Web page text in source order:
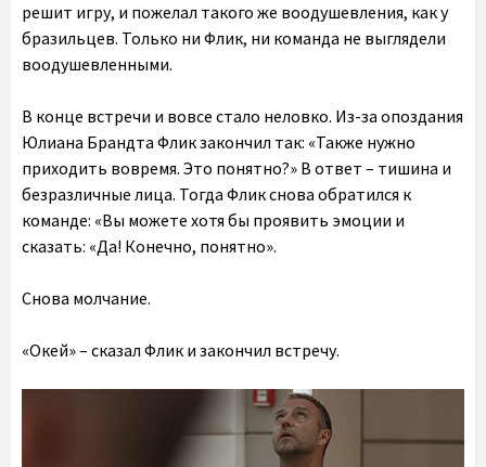
решит игру, и пожелал такого же воодушевления, как у
бразильцев. Только ни Флик, ни команда не выглядели
воодушевленными.
В конце встречи и вовсе стало неловко. Из-за опоздания
Юлиана Брандта Флик закончил так: «Также нужно
приходить вовремя. Это понятно?» В ответ – тишина и
безразличные лица. Тогда Флик снова обратился к
команде: «Вы можете хотя бы проявить эмоции и
сказать: «Да! Конечно, понятно».
Снова молчание.
«Окей» – сказал Флик и закончил встречу.